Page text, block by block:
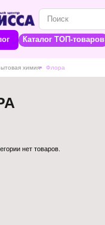
Каталог ТОП-товаров
химия Флора
нет товаров.